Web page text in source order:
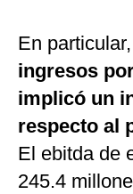
En particular,
ingresos
implicó un
respecto al
El ebitda de
245.4